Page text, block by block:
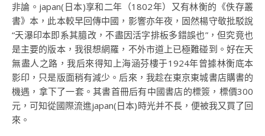
非論。japan(日本)享和二年（1802年）又有林衡的《佚存叢
書》本，此本較早回傳中國，影響亦年夜，固然楊守敬批駁說
“天瀑印本即系其臆改，不盡因活字排板多錯誤也”，但究竟也
是主要的版本，我很想網羅，不外市道上已極難碰到。好在天
無盡人之路，我后來得知上海涵芬樓于1924年曾據林衡底本
影印，只是版面稍有減少。后來，我趁在東京東城書店購書的
機遇，拿下了一套。其書首冊后有中國書店的標簽，標價300
元，可知從國際流進japan(日本)時光并不長，便被我又買了回
來。